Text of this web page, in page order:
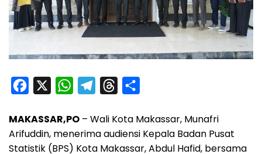
c
e
W
a
t
l
e
r
e
a
r
MAKASSAR,PO – Wali Kota Makassar, Munafri
Arifuddin, menerima audiensi Kepala Badan Pusat
Statistik (BPS) Kota Makassar, Abdul Hafid, bersama